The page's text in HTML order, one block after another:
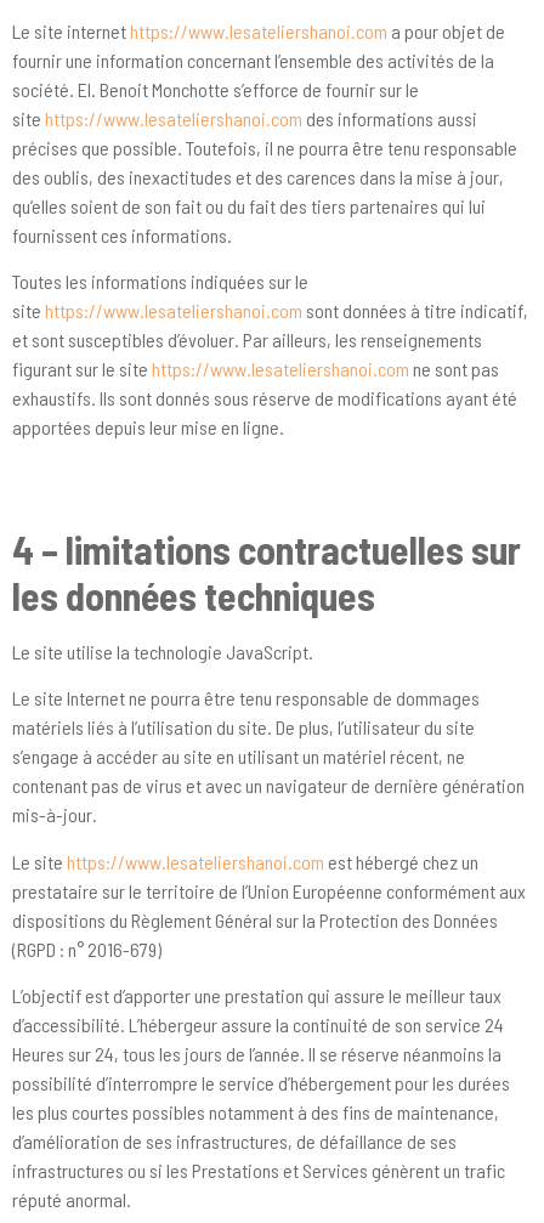
Le site internethttps://www.lesateliershanoi.com a pour objet de
fournir une information concernant l’ensemble des activités de la
société. EI. Benoit Monchotte s’efforce de fournir sur le
site https://www.lesateliershanoi.com des informations aussi
précises que possible. Toutefois, il ne pourra être tenu responsable
des oublis, des inexactitudes et des carences dans la mise à jour,
qu’elles soient de son fait ou du fait des tiers partenaires qui lui
fournissent ces informations.
Toutes les informations indiquées sur le
site https://www.lesateliershanoi.com sont données à titre indicatif,
et sont susceptibles d’évoluer. Par ailleurs, les renseignements
figurant sur le site https://www.lesateliershanoi.com ne sont pas
exhaustifs. Ils sont donnés sous réserve de modifications ayant été
apportées depuis leur mise en ligne.
4 – limitations contractuelles sur
les données techniques
Le site utilise la technologie JavaScript.
Le site Internet ne pourra être tenu responsable de dommages
matériels liés à l’utilisation du site. De plus, l’utilisateur du site
s’engage à accéder au site en utilisant un matériel récent, ne
contenant pas de virus et avec un navigateur de dernière génération
mis-à-jour.
Le site https://www.lesateliershanoi.com est hébergé chez un
prestataire sur le territoire de l’Union Européenne conformément aux
dispositions du Règlement Général sur la Protection des Données
(RGPD : n° 2016-679)
L’objectif est d’apporter une prestation qui assure le meilleur taux
d’accessibilité. L’hébergeur assure la continuité de son service 24
Heures sur 24, tous les jours de l’année. Il se réserve néanmoins la
possibilité d’interrompre le service d’hébergement pour les durées
les plus courtes possibles notamment à des fins de maintenance,
d’amélioration de ses infrastructures, de défaillance de ses
infrastructures ou si les Prestations et Services génèrent un trafic
réputé anormal.